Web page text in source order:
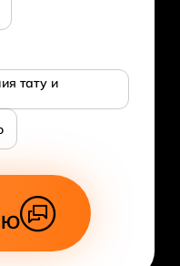
тату и